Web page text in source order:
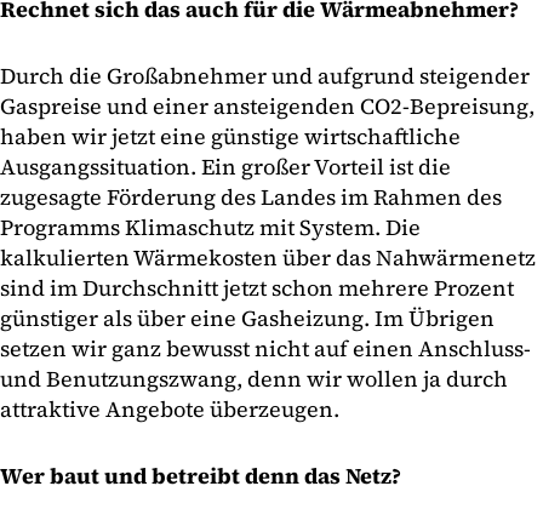
Rechnet sich das auch für die Wärmeabnehmer?
Durch die Großabnehmer und aufgrund steigender
Gaspreise und einer ansteigenden CO2-Bepreisung,
haben wir jetzt eine günstige wirtschaftliche
Ausgangssituation. Ein großer Vorteil ist die
zugesagte Förderung des Landes im Rahmen des
Programms Klimaschutz mit System. Die
kalkulierten Wärmekosten über das Nahwärmenetz
sind im Durchschnitt jetzt schon mehrere Prozent
günstiger als über eine Gasheizung. Im Übrigen
setzen wir ganz bewusst nicht auf einen Anschluss-
und Benutzungszwang, denn wir wollen ja durch
attraktive Angebote überzeugen.
Wer baut und betreibt denn das Netz?